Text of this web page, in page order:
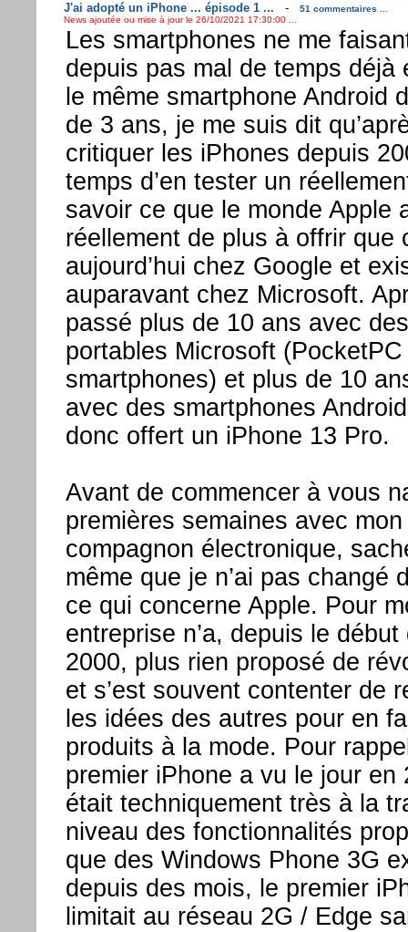
J'ai adopté un iPhone ... épisode 1 ... -
51 commentaires ...
News ajoutée ou mise à jour le 26/10/2021 17:30:00 ...
Les smartphones ne me
depuis pas mal de temps déjà
le même smartphone Android
de 3 ans, je me suis dit
critiquer les iPhones depuis
temps d’en tester un
savoir ce que le monde Apple
réellement de plus à offrir que
aujourd’hui chez Google et
auparavant chez Microsoft.
passé plus de 10 ans avec
portables Microsoft (PocketPC
smartphones) et plus de 10
avec des smartphones
donc offert un iPhone 13 Pro.
Avant de commencer à vous
premières semaines avec
compagnon électronique,
même que je n’ai pas changé
ce qui concerne Apple. Pour
entreprise n’a, depuis le
2000, plus rien proposé de
et s’est souvent contenter de
les idées des autres pour en
produits à la mode. Pour
premier iPhone a vu le jour en
était techniquement très à la
niveau des fonctionnalités
que des Windows Phone 3G
depuis des mois, le premier
limitait au réseau 2G / Edge